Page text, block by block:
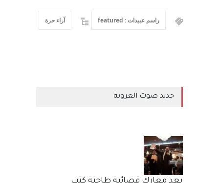
راسم عبيدات : featured آراء حرة
جديد صوت العروبة
بعد معارك قضائية طاحنة كتب